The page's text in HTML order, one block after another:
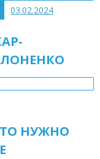
03.02.2024
НУЖНО